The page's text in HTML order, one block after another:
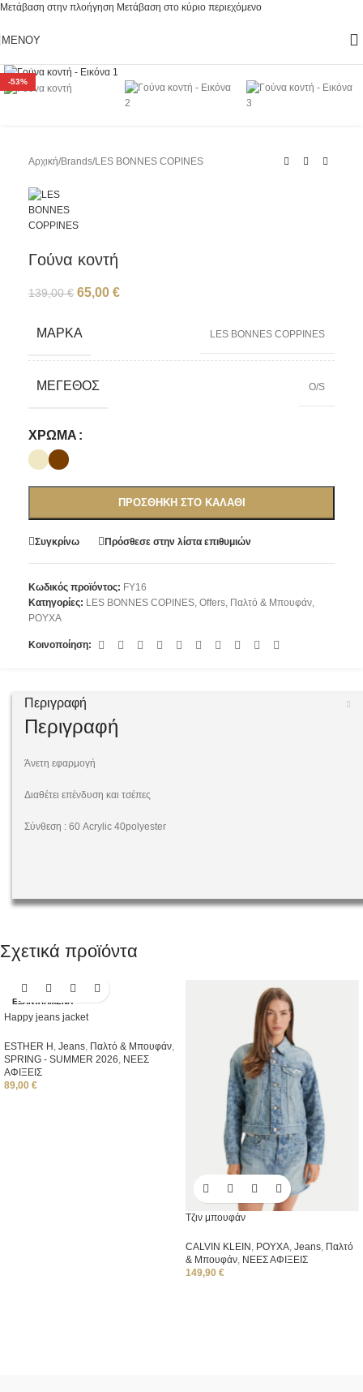
Μετάβαση στην πλοήγηση Μετάβαση στο κύριο περιεχόμενο
ΜΕΝΟΎ
-53%
Αρχική/Brands/LES BONNES COPINES
Γούνα κοντή
139,00€ 65,00 €
ΜΆΡΚΑ LES BONNES COPPINES
ΜΈΓΕΘΟΣ O/S
ΧΡΏΜΑ
ΠΡΟΣΘΉΚΗ ΣΤΟ ΚΑΛΆΘΙ
Συγκρίνω Πρόσθεσε στην λίστα επιθυμιών
Κωδικός προϊόντος: FY16
Κατηγορίες: LES BONNES COPINES, Offers, Παλτό & Μπουφάν,
ΡΟΥΧΑ
Κοινοποίηση:
Περιγραφή
Περιγραφή
Άνετη εφαρμογή
Διαθέτει επένδυση και τσέπες
Σύνθεση : 60 Acrylic 40polyester
Σχετικά προϊόντα
ΕΞΑΝΤΛΗΜΈΝΑ
Happy jeans jacket
ESTHER H , Jeans, Παλτό & Μπουφάν,
SPRING - SUMMER 2026, ΝΕΕΣ
ΑΦΙΞΕΙΣ
89,00 €
Τζιν μπουφάν
CALVIN KLEIN , ΡΟΥΧΑ, Jeans, Παλτό
& Μπουφάν, ΝΕΕΣ ΑΦΙΞΕΙΣ
149,90 €